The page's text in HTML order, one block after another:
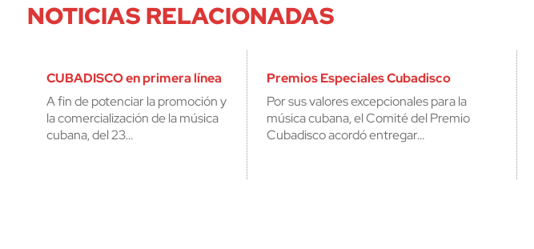
NOTICIAS RELACIONADAS
CUBADISCO en primera línea
A fin de potenciar la promoción y
la comercialización de la música
cubana, del 23…
Premios Especiales Cubadisco
Por sus valores excepcionales para la
música cubana, el Comité del Premio
Cubadisco acordó entregar…